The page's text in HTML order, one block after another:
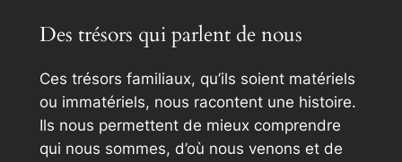
Des trésors qui parlent de nous
Ces trésors familiaux, qu’ils soient matériels
ou immatériels, nous racontent une histoire.
Ils nous permettent de mieux comprendre
qui nous sommes, d’où nous venons et de